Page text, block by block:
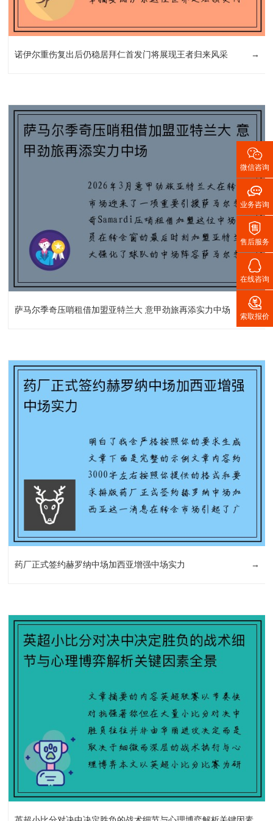
诺伊尔重伤复出后仍稳居拜仁首发门将展现王者归来风采 →
萨马尔季奇压哨租借加盟亚特兰大 意甲劲旅再添实力中场 →
药厂正式签约赫罗纳中场加西亚增强中场实力 →

微信咨询

业务咨询

售后服务

在线咨询

索取报价